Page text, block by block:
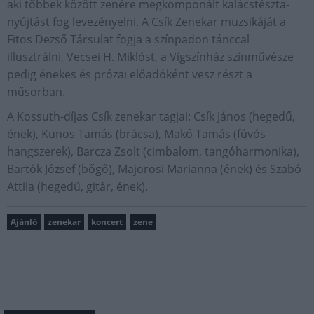
aki többek között zenére megkomponált kalácstészta-
nyújtást fog levezényelni. A Csík Zenekar muzsikáját a
Fitos Dezső Társulat fogja a színpadon tánccal
illusztrálni, Vecsei H. Miklóst, a Vígszínház színművésze
pedig énekes és prózai előadóként vesz részt a
műsorban.
A Kossuth-díjas Csík zenekar tagjai: Csík János (hegedű,
ének), Kunos Tamás (brácsa), Makó Tamás (fúvós
hangszerek), Barcza Zsolt (cimbalom, tangóharmonika),
Bartók József (bőgő), Majorosi Marianna (ének) és Szabó
Attila (hegedű, gitár, ének).
Ajánló zenekar koncert zene